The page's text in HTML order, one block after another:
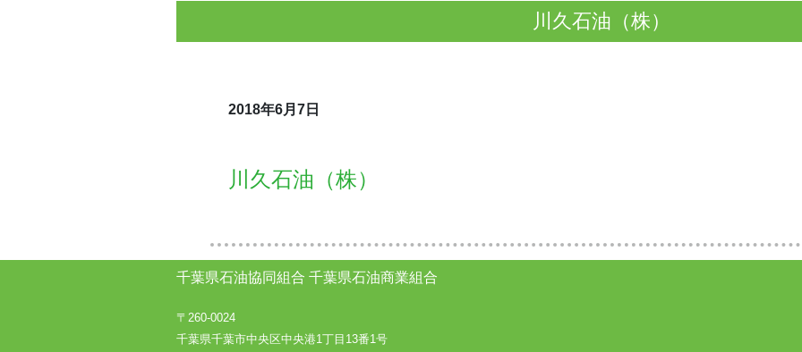
川久石油（株）
2018年6月7日
川久石油（株）
千葉県石油協同組合 千葉県石油商業組合
〒260-0024
千葉県千葉市中央区中央港1丁目13番1号